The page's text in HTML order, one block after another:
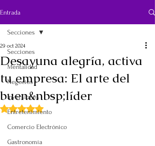
Entrada
Secciones
Mentalidad
Negocios
Inversiones
Entretenimiento
Comercio Electrónico
Gastronomía
Secciones
Desayuna alegría, activa
tu empresa: El arte del
buen&nbsp;líder
29 oct 2024
Obtuvo NaN de 5 estrellas.